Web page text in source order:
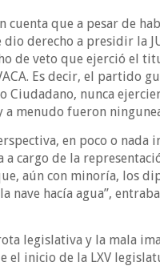
cuenta que a pesar de
derecho a presidir la
de veto que ejerció el
VACA. Es decir, el partido
Ciudadano, nunca
menudo fueron
en poco o
cargo de la
aún con minoría, los
nave hacía agua”,
legislativa y la mala
el inicio de la LXV